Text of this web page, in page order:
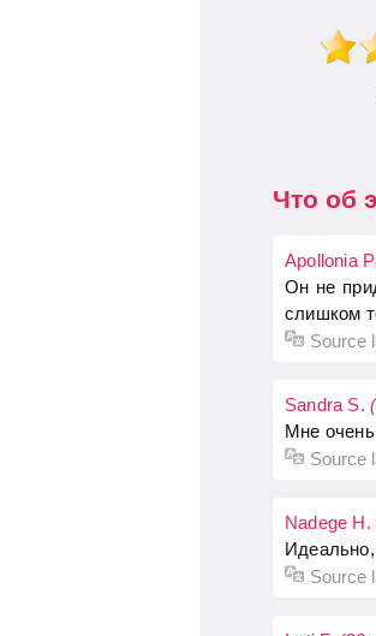
Что об
Apollonia
Он не
слишком
Source
Sandra S.
Мне
Source
Nadege H.
Source